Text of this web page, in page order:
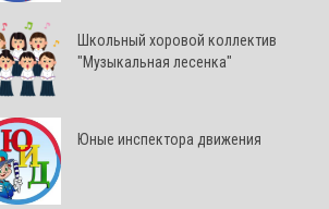
Школьный хоровой коллектив
"Музыкальная лесенка"
Юные инспектора движения